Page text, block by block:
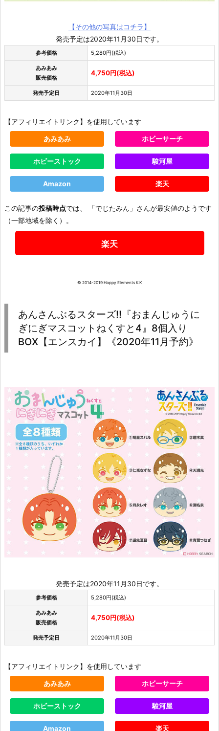
【その他の写真はコチラ】
発売予定は2020年11月30日です。
参考価格 5,280円(税込)
あみあみ
販売価格
4,750円(税込)
発売予定日 2020年11月30日
【アフィリエイトリンク】を使用しています
あみあみ ホビーサーチ
ホビーストック 駿河屋
Amazon 楽天
この記事の投稿時点では、 「でじたみん」さんが最安値のようです
（一部地域を除く）。
楽天
© 2014-2019 Happy Elements K.K
あんさんぶるスターズ!!『おまんじゅうに
ぎにぎマスコットねくすと4』8個入り
BOX【エンスカイ】《2020年11月予約》
発売予定は2020年11月30日です。
参考価格 5,280円(税込)
あみあみ
販売価格
4,750円(税込)
発売予定日 2020年11月30日
【アフィリエイトリンク】を使用しています
あみあみ ホビーサーチ
ホビーストック 駿河屋
Amazon 楽天